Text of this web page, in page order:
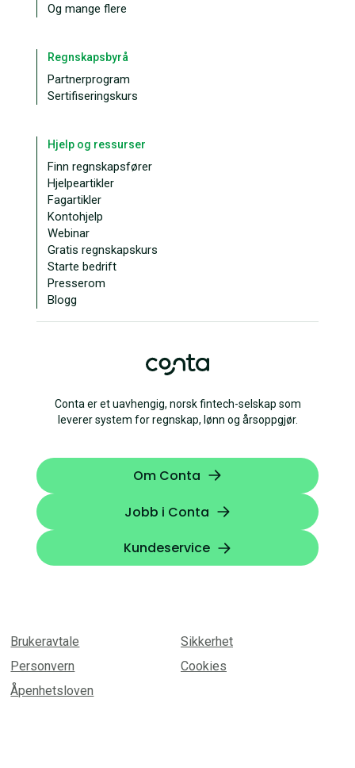
Conta er et uavhengig, norsk fintech-selskap som
leverer system for regnskap, lønn og årsoppgjør.
Om Conta
Jobb i Conta
Kundeservice
Og mange flere
Regnskapsbyrå
Partnerprogram
Sertifiseringskurs
Hjelp og ressurser
Finn regnskapsfører
Hjelpeartikler
Fagartikler
Kontohjelp
Webinar
Gratis regnskapskurs
Starte bedrift
Presserom
Blogg
Brukeravtale
Sikkerhet
Personvern
Cookies
Åpenhetsloven